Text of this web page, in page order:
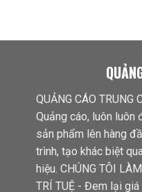
QUẢNG CÁO
Quảng cáo, luôn
sản phẩm lên hàng
trình, tạo khác biệt
hiệu. CHÚNG TÔI
TRÍ TUỆ - Đem lại